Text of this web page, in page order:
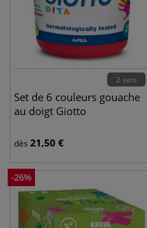
2 sets
Set de 6 couleurs gouache
au doigt Giotto
dès 21,50 €
-26%